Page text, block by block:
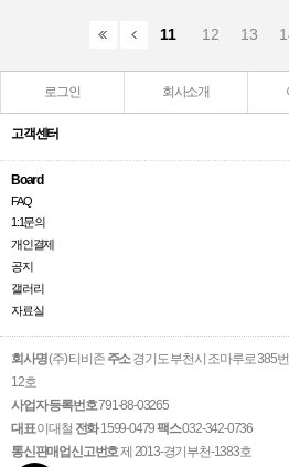
11 12 13
로그인 회사소개
고객센터
Board
FAQ
1:1문의
개인결제
공지
갤러리
자료실
회사명(주) 티비존 주소경기도 부천시 조마루로 385
12호
사업자 등록번호791-88-03265
대표이대철 전화1599-0479팩스032-342-0736
통신판매업신고번호제 2013-경기부천-1383호